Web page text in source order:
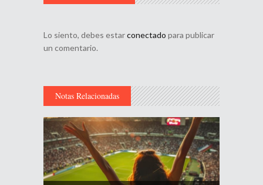
Lo siento, debes estarconectado para publicar
un comentario.
Notas Relacionadas